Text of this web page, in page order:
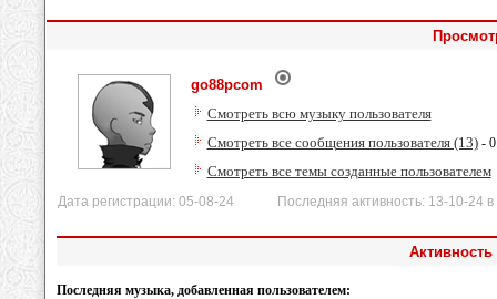
go88pcom
Смотреть всю музыку пользователя
Смотреть все сообщения пользователя (13)-
Смотреть все темы созданные пользователем
Дата регистрации: 05-08-24 Последняя активность: 13-10-24 в
Последняя музыка, добавленная пользователем: